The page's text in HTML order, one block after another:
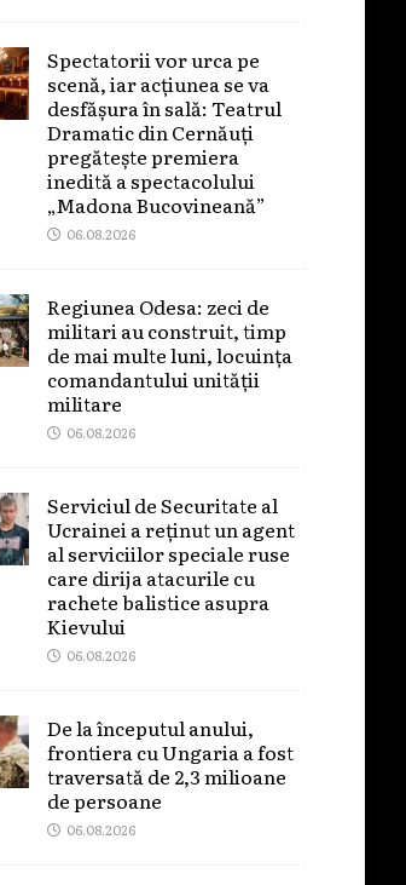
Spectatorii vor urca pe
scenă, iar acțiunea se va
desfășura în sală: Teatrul
Dramatic din Cernăuți
pregătește premiera
inedită a spectacolului
„Madona Bucovineană”
06.08.2026
Regiunea Odesa: zeci de
militari au construit, timp
de mai multe luni, locuința
comandantului unității
militare
06.08.2026
Serviciul de Securitate al
Ucrainei a reținut un agent
al serviciilor speciale ruse
care dirija atacurile cu
rachete balistice asupra
Kievului
06.08.2026
De la începutul anului,
frontiera cu Ungaria a fost
traversată de 2,3 milioane
de persoane
06.08.2026